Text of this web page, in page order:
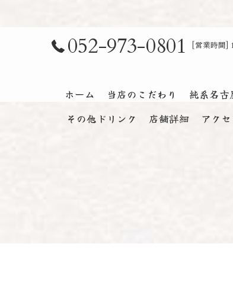
052-973-0801 [営業時間]
ホーム 当店のこだわり 純系名古
その他ドリンク
店舗詳細 アクセ